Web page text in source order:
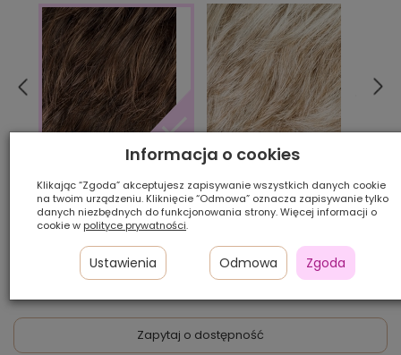
champagne/mix
Ilość szt.:
1 200,00 zł
Zapytaj o dostępność
Informacja o cookies
Klikając “Zgoda” akceptujesz zapisywanie wszystkich danych cookie
na twoim urządzeniu. Kliknięcie “Odmowa” oznacza zapisywanie tylko
danych niezbędnych do funkcjonowania strony. Więcej informacji o
cookie w polityce prywatności.
Ustawienia Odmowa Zgoda